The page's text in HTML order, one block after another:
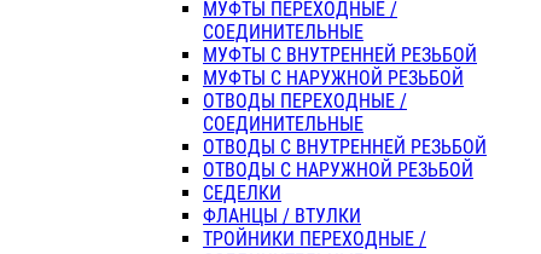
МУФТЫ ПЕРЕХОДНЫЕ /
СОЕДИНИТЕЛЬНЫЕ
МУФТЫ С ВНУТРЕННЕЙ РЕЗЬБОЙ
МУФТЫ С НАРУЖНОЙ РЕЗЬБОЙ
ОТВОДЫ ПЕРЕХОДНЫЕ /
СОЕДИНИТЕЛЬНЫЕ
ОТВОДЫ С ВНУТРЕННЕЙ РЕЗЬБОЙ
ОТВОДЫ С НАРУЖНОЙ РЕЗЬБОЙ
СЕДЕЛКИ
ФЛАНЦЫ / ВТУЛКИ
ТРОЙНИКИ ПЕРЕХОДНЫЕ /